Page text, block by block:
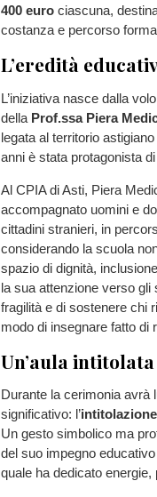
400 euro ciascuna,
costanza e percorso
L’eredità
L’iniziativa nasce dalla
della Prof.ssa Piera
legata al territorio
anni è stata protagonista
Al CPIA di Asti, Piera
accompagnato uomini e
cittadini stranieri, in
considerando la scuola
spazio di dignità,
la sua attenzione verso
fragilità e di sostenere chi
modo di insegnare fatto di
Un’aula
Durante la cerimonia avrà
significativo: l’
Un gesto simbolico ma
del suo impegno
quale ha dedicato